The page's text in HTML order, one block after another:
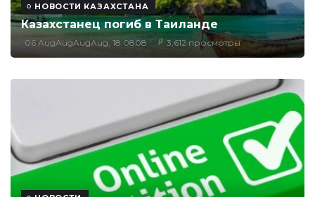
НОВОСТИ КАЗАХСТАНА
Казахстанец погиб в Таиланде
06 AugAugAugAug, 18:0808 3,612 просмотры